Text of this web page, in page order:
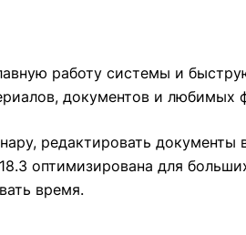
работу системы и
документов и любимых
редактировать документы
оптимизирована для
время.